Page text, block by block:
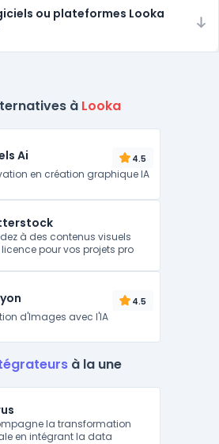
ou plateformes Looka
à Looka
Ai 4.5
en création graphique IA
à des contenus visuels
pour vos projets pro
4.5
d'Images avec l'IA
à la une
la transformation
en intégrant la data